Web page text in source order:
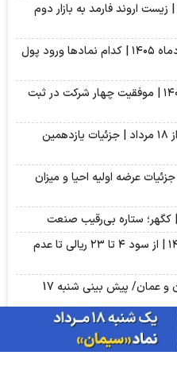
اروند فارمد به بازار دوم
ترین‌های بورس چهارشنبه ۱۴ مردادماه ۱۴۰۵ | کدام نماد‌ها ورود پول
گزارش ماهانه صنعت روانکار تیر ۱۴۰۵ | موفقیت چهار شرکت در ثبت
پذیره‌نویسی صندوق نقره «سیان» از ۱۸ مرداد | جزئیات یازدهمین
عرضه اولیه احیا و میزان
گزارش مجامع بورسی ۱۴ مرداد ۱۴۰۵ | از سود ۴ تا ۲۳ ریالی تا عدم
سبزپوشی بورسی با خبر توافق ایران و عمان/ پیش بینی شنبه 17
سرمایه‌گذاری ترنج
ضعف تقاضای کودهای فسفاته